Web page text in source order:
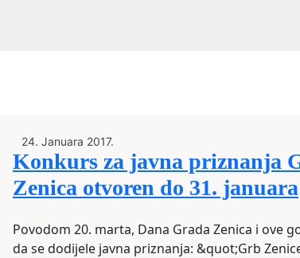
24. Januara 2017.
Konkurs za javna priznanja
Zenica otvoren do 31. januara
Povodom 20. marta, Dana Grada Zenica i ove
da se dodijele javna priznanja: &quot;Grb